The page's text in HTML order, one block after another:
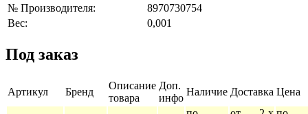
№ Производителя:
8970730754
Вес:
0,001
Под заказ
Артикул Бренд
Описание
товара
Доп.
инфо
Наличие Доставка Цена